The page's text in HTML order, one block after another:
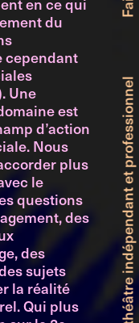
en ce qui
du
cependant
Une
est
d’action
Nous
plus
le
questions
des
des
sujets
la réalité
Qui plus